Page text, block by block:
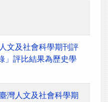
文及社會科學期刊評
」評比結果為歷史學
灣人文及社會科學期